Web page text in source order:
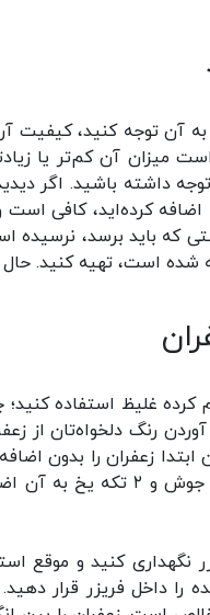
به آن توجه کنید، کیفیت
میزان آن کم‌تر یا
داشته باشید. اگر
اضافه کرده‌اید، کافی
که باید برسد، نرسیده
شده است، تهیه کنید.
غلیظ استفاده
رنگ دلخواه‌تان از
زعفران ۲ قاشق
نگهداری کنید و موقع
را داخل فریزر قرار